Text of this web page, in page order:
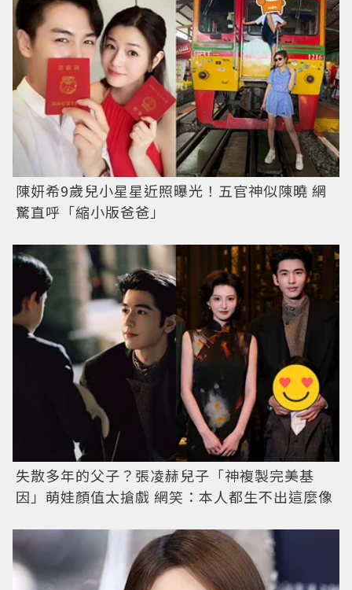
陳妍希9歲兒小星星近照曝光！五官神似陳曉 網
驚直呼「縮小版爸爸」
失散多年的父子？張凌赫兒子「神複製完美基
因」萌娃顏值太搶戲 網笑：本人都生不出這麼像